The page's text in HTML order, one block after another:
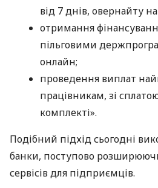
від 7 днів, овернайту
отримання
пільговими
онлайн;
проведення виплат
працівникам, зі
комплекті».
Подібний підхід сьогодні
банки, поступово
сервісів для підприємців.